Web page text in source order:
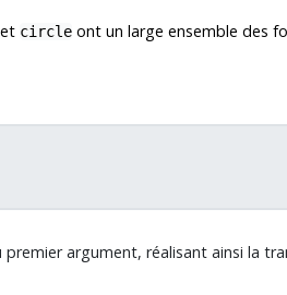
et circle ont un large ensemble des
premier argument, réalisant ainsi la